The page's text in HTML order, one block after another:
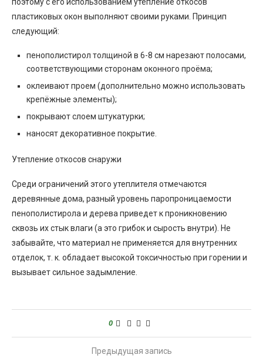
пластиковых окон выполняют своими руками. Принцип
следующий:
пенополистирол толщиной в 6-8 см нарезают полосами,
соответствующими сторонам оконного проёма;
оклеивают проем (дополнительно можно использовать
крепёжные элементы);
покрывают слоем штукатурки;
наносят декоративное покрытие.
Утепление откосов снаружи
Среди ограничений этого утеплителя отмечаются
деревянные дома, разный уровень паропроницаемости
пенополистирола и дерева приведет к проникновению
сквозь их стык влаги (а это грибок и сырость внутри). Не
забывайте, что материал не применяется для внутренних
отделок, т. к. обладает высокой токсичностью при горении и
вызывает сильное задымление.
0
Предыдущая запись